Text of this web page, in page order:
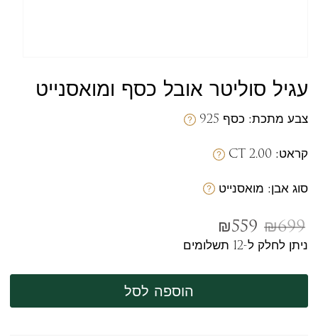
עגיל סוליטר אובל כסף ומואסנייט
צבע מתכת: כסף 925
קראט: 2.00 CT
סוג אבן: מואסנייט
₪699
₪559
ניתן לחלק ל-12 תשלומים
הוספה לסל